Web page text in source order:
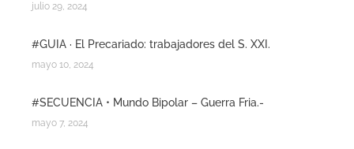
julio 29, 2024
#GUIA · El Precariado: trabajadores del S. XXI.
mayo 10, 2024
#SECUENCIA • Mundo Bipolar – Guerra Fria.-
mayo 7, 2024